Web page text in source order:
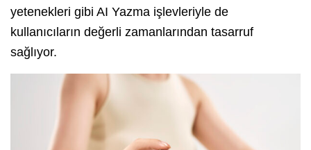
yetenekleri gibi AI Yazma işlevleriyle de
kullanıcıların değerli zamanlarından tasarruf
sağlıyor.